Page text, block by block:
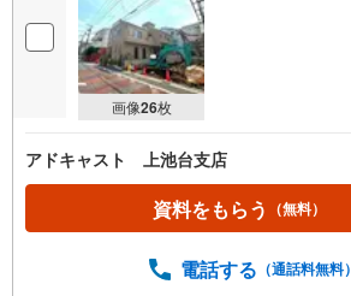
画像26枚
アドキャスト 上池台支店
資料をもらう （無料）
電話する （通話料無料）